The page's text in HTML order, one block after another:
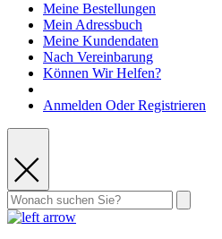
Meine Bestellungen
Mein Adressbuch
Meine Kundendaten
Nach Vereinbarung
Können Wir Helfen?
Anmelden Oder Registrieren